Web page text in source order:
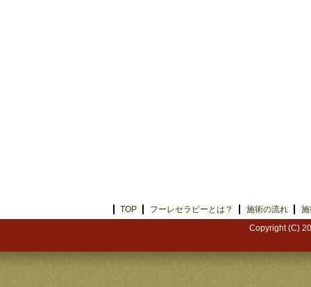
TOP フーレセラピーとは？ 施術の流れ
Copyright (C)